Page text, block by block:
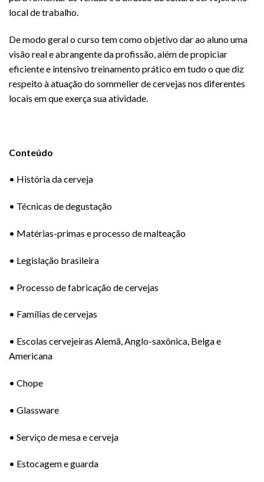
local de trabalho.
De modo geral o curso tem como objetivo dar ao aluno uma
visão real e abrangente da profissão, além de propiciar
eficiente e intensivo treinamento prático em tudo o que diz
respeito à atuação do sommelier de cervejas nos diferentes
locais em que exerça sua atividade.
Conteúdo
• História da cerveja
• Técnicas de degustação
• Matérias-primas e processo de malteação
• Legislação brasileira
• Processo de fabricação de cervejas
• Famílias de cervejas
• Escolas cervejeiras Alemã, Anglo-saxônica, Belga e
Americana
• Chope
• Glassware
• Serviço de mesa e cerveja
• Estocagem e guarda